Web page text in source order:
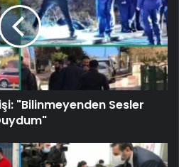
"Bilinmeyenden Sesler